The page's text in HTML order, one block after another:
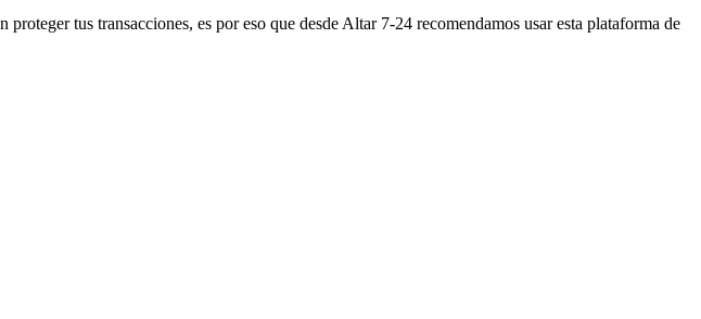
tus transacciones, es por eso que desde Altar 7-24 recomendamos usar esta plataforma de